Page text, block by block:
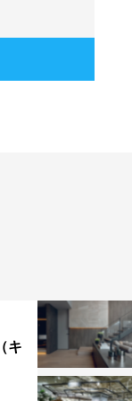
キ